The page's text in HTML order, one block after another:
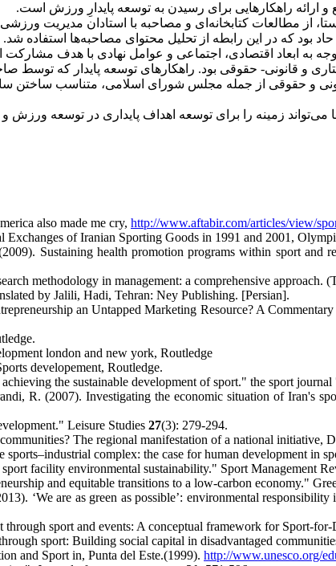
ارائه راهکارهایی برای رسیدن به توسعه پایدارِ ورزش است.
از مطالعات کتابخانه­‌ای و مصاحبه با استادان مدیریت
به ابعاد اقتصادی، اجتماعی و عوامل نهادی با هدف
و قانونی- حقوقی بود. راهکارهای توسعه پایدار که توسط
و حقوقی از جمله مجلس شورای اسلامی، متناسب ساختن
زمینه را برای توسعه اهداف پایداری در توسعه ورزش و
also made me cry, http://www.aftabir.com/articles/view/
of Iranian Sporting Goods in 1991 and 2001,
Sustaining health promotion programs within sport and
methodology in management: a comprehensive approach.
by Jalili, Hadi, Tehran: Ney Publishing. [Persian].
an Untapped Marketing Resource? A
london and new york, Routledge
developement, Routledge.
the sustainable development of sport." the sport journal
R. (2007). Investigating the economic situation of Iran's
Leisure Studies 27(3): 279-294.
The regional manifestation of a national initiative,
complex: the case for human development in
facility environmental sustainability." Sport Management
and equitable transitions to a low-carbon economy."
‘We are as green as possible’: environmental
sport and events: A conceptual framework for Sport-
sport: Building social capital in disadvantaged
and Sport in, Punta del Este.(1999). http://www.unesco.org/